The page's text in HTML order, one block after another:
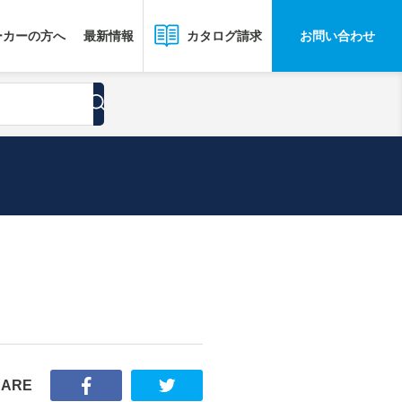
ーの方へ 最新情報 カタログ請求 お問い合わせ